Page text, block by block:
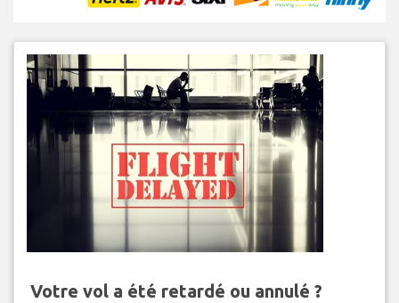
Votre vol a été retardé ou annulé ?